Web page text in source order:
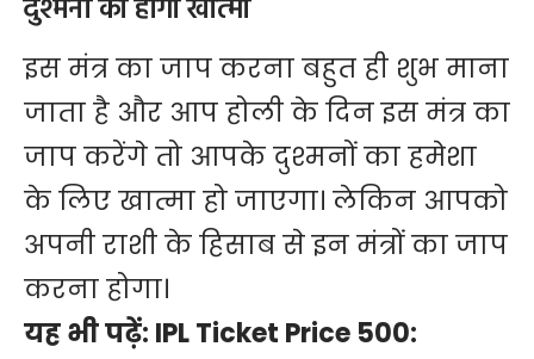
दुश्मनों का होगा खात्मा
इस मंत्र का जाप करना बहुत ही शुभ माना
जाता है और आप होली के दिन इस मंत्र का
जाप करेंगे तो आपके दुश्मनों का हमेशा
के लिए खात्मा हो जाएगा। लेकिन आपको
अपनी राशी के हिसाब से इन मंत्रों का जाप
करना होगा।
यह भी पढ़ें: IPL Ticket Price 500: